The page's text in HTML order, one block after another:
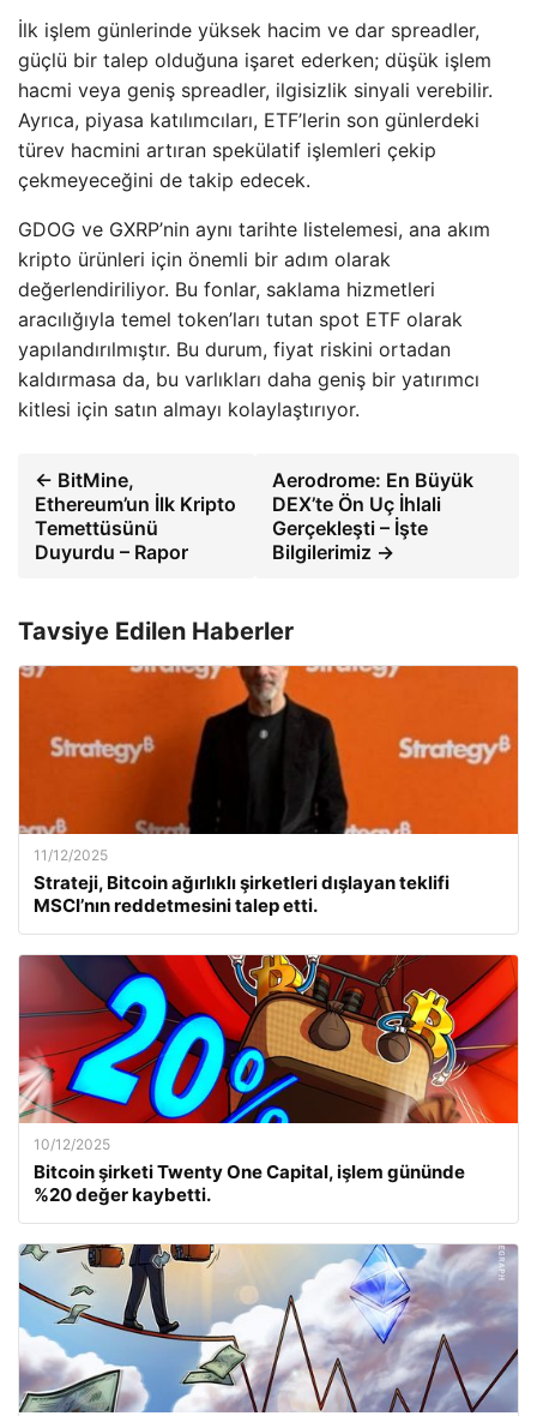
İlk işlem günlerinde yüksek hacim ve dar spreadler,
güçlü bir talep olduğuna işaret ederken; düşük işlem
hacmi veya geniş spreadler, ilgisizlik sinyali verebilir.
Ayrıca, piyasa katılımcıları, ETF’lerin son günlerdeki
türev hacmini artıran spekülatif işlemleri çekip
çekmeyeceğini de takip edecek.
GDOG ve GXRP’nin aynı tarihte listelemesi, ana akım
kripto ürünleri için önemli bir adım olarak
değerlendiriliyor. Bu fonlar, saklama hizmetleri
aracılığıyla temel token’ları tutan spot ETF olarak
yapılandırılmıştır. Bu durum, fiyat riskini ortadan
kaldırmasa da, bu varlıkları daha geniş bir yatırımcı
kitlesi için satın almayı kolaylaştırıyor.
← BitMine,
Ethereum’un İlk Kripto
Temettüsünü
Duyurdu – Rapor
Aerodrome: En Büyük
DEX’te Ön Uç İhlali
Gerçekleşti – İşte
Bilgilerimiz →
Tavsiye Edilen Haberler
11/12/2025
Strateji, Bitcoin ağırlıklı şirketleri dışlayan teklifi
MSCI’nın reddetmesini talep etti.
10/12/2025
Bitcoin şirketi Twenty One Capital, işlem gününde
%20 değer kaybetti.